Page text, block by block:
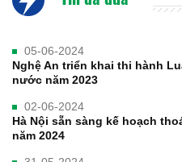
05-06-2024
Nghệ An triển khai thi hành
nước năm 2023
02-06-2024
Hà Nội sẵn sàng kế hoạch
năm 2024